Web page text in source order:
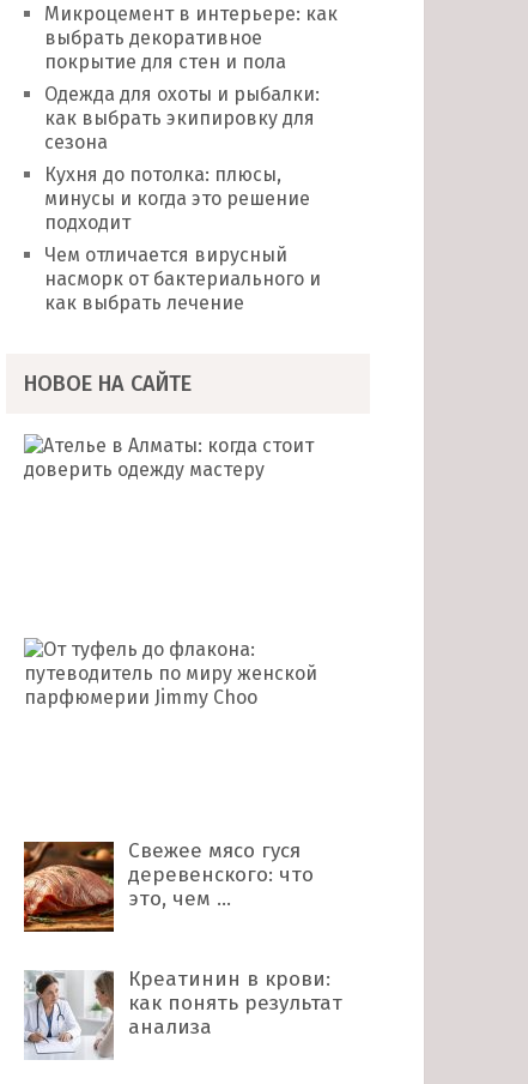
Микроцемент в интерьере: как
выбрать декоративное
покрытие для стен и пола
Одежда для охоты и рыбалки:
как выбрать экипировку для
сезона
Кухня до потолка: плюсы,
минусы и когда это решение
подходит
Чем отличается вирусный
насморк от бактериального и
как выбрать лечение
НОВОЕ НА САЙТЕ
Свежее мясо гуся
деревенского: что
это, чем …
Креатинин в крови:
как понять результат
анализа